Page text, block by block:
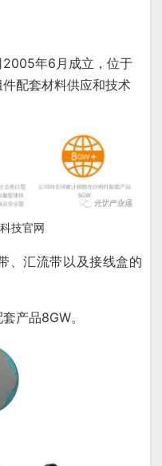
2005年6月成立，位于
配套材料供应和技术
技官网
、汇流带以及接线盒的
产品8GW。